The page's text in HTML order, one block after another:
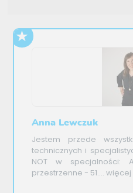
Anna Lewczuk
Jestem przede
technicznych i
NOT w specjalności:
przestrzenne - 51.... więcej